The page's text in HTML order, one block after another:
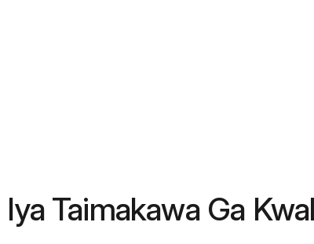
Taimakawa Ga